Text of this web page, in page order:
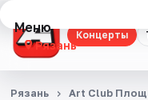
Концерты
Меню
Рязань
Концерты
Рязань Art Club